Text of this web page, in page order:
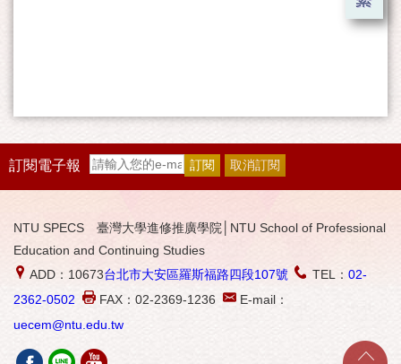
訂閱電子報
NTU SPECS 臺灣大學進修推廣學院│NTU School of Professional
Education and Continuing Studies
ADD：10673台北市大安區羅斯福路四段107號 TEL： 02-
2362-0502
FAX：02-2369-1236
E-mail：
uecem@ntu.edu.tw